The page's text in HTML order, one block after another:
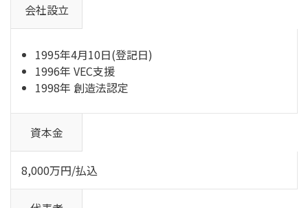
会社設立
1995年4月10日(登記日)
1996年 VEC支援
1998年 創造法認定
資本金
8,000万円/払込